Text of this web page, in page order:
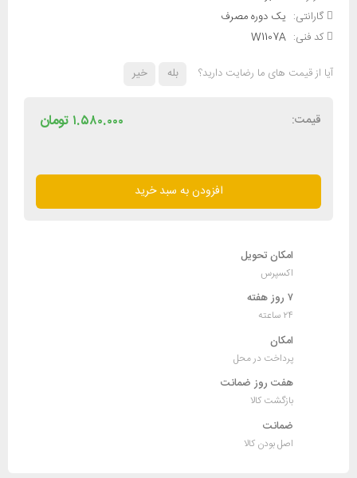
گارانتی: یک دوره مصرف
کد فنی:
آیا از قیمت های ما رضایت دارید؟ بله خیر
قیمت: تومان ۱.۵۸۰.۰۰۰
تونر
افزودن به سبد خرید
امکان تحویل
اکسپرس
۷ روز هفته
۲۴ ساعته
امکان
پرداخت در محل
هفت روز ضمانت
بازگشت کالا
ضمانت
اصل بودن کالا